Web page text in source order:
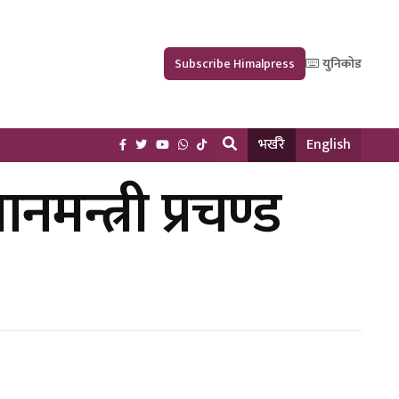
Subscribe Himalpress युनिकोड
भर्खरै English
प्रचण्ड